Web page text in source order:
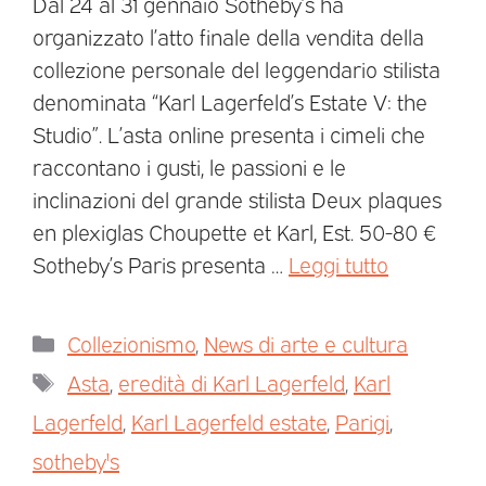
organizzato l’atto finale della vendita della
collezione personale del leggendario stilista
denominata “Karl Lagerfeld’s Estate V: the
Studio”. L’asta online presenta i cimeli che
raccontano i gusti, le passioni e le
inclinazioni del grande stilista Deux plaques
en plexiglas Choupette et Karl, Est. 50-80 €
Sotheby’s Paris presenta … Leggi tutto
Collezionismo News di arte e cultura
Asta eredità di Karl Lagerfeld Karl
Lagerfeld Karl Lagerfeld estate Parigi
sotheby's